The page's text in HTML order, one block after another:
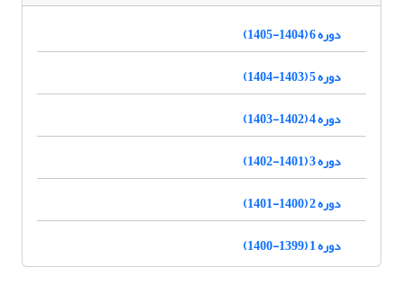
دوره 6 (1404-1405)
دوره 5 (1403-1404)
دوره 4 (1402-1403)
دوره 3 (1401-1402)
دوره 2 (1400-1401)
دوره 1 (1399-1400)